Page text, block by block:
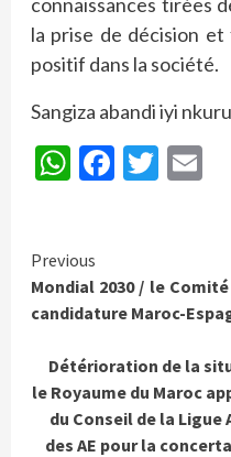
connaissances tirées
la prise de décision
positif dans la société.
Sangiza abandi iyi nkuru
WhatsApp
Continue
Reading
Previous
Mondial 2030 / le
candidature Maroc-
Détérioration de la
le Royaume du Maroc
du Conseil de la Ligue
des AE pour la